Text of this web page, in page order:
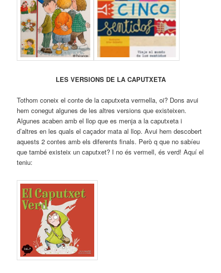
LES VERSIONS DE LA CAPUTXETA
Tothom coneix el conte de la caputxeta vermella, oi? Dons avui
hem conegut algunes de les altres versions que existeixen.
Algunes acaben amb el llop que es menja a la caputxeta i
d’altres en les quals el caçador mata al llop. Avui hem descobert
aquests 2 contes amb els diferents finals. Però q que no sabíeu
que també existeix un caputxet? I no és vermell, és verd! Aquí el
teniu: